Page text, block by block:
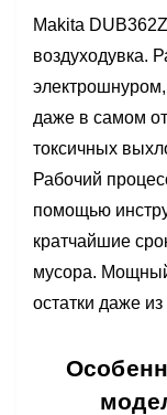
Makita
воздуходувка.
даже в самом
токсичных
Рабочий
помощью
кратчайшие
мусора.
остатки даже